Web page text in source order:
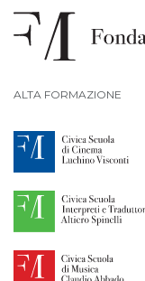
ALTA FORMAZIONE